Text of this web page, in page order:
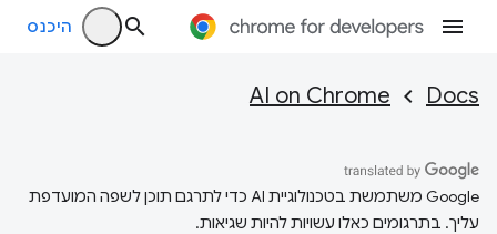
היכנס
Docs
AI on Chrome
‫Google משתמשת בטכנולוגיית AI כדי לתרגם תוכן לשפה המועדפת
עליך. בתרגומים כאלו עשויות להיות שגיאות.